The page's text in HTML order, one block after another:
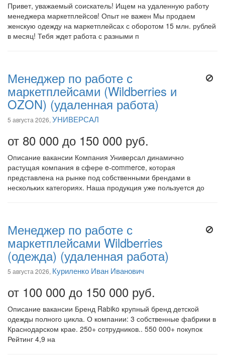
Привет, уважаемый соискатель! Ищем на удаленную работу
менеджера маркетплейсов! Опыт не важен Мы продаем
женскую одежду на маркетплейсах с оборотом 15 млн. рублей
в месяц! Тебя ждет работа с разными п
Менеджер по работе с
маркетплейсами (Wildberries и
OZON) (удаленная работа)
5 августа 2026, УНИВЕРСАЛ
от 80 000 до 150 000 руб.
Описание вакансии Компания Универсал динамично
растущая компания в сфере e-commerce, которая
представлена на рынке под собственными брендами в
нескольких категориях. Наша продукция уже пользуется до
Менеджер по работе с
маркетплейсами Wildberries
(одежда) (удаленная работа)
5 августа 2026, Куриленко Иван Иванович
от 100 000 до 150 000 руб.
Описание вакансии Бренд Rabiko крупный бренд детской
одежды полного цикла. О компании: 3 собственные фабрики в
Краснодарском крае. 250+ сотрудников.. 550 000+ покупок
Рейтинг 4,9 на